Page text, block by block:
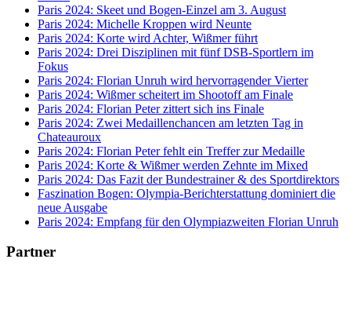
Paris 2024: Skeet und Bogen-Einzel am 3. August
Paris 2024: Michelle Kroppen wird Neunte
Paris 2024: Korte wird Achter, Wißmer führt
Paris 2024: Drei Disziplinen mit fünf DSB-Sportlern im
Fokus
Paris 2024: Florian Unruh wird hervorragender Vierter
Paris 2024: Wißmer scheitert im Shootoff am Finale
Paris 2024: Florian Peter zittert sich ins Finale
Paris 2024: Zwei Medaillenchancen am letzten Tag in
Chateauroux
Paris 2024: Florian Peter fehlt ein Treffer zur Medaille
Paris 2024: Korte & Wißmer werden Zehnte im Mixed
Paris 2024: Das Fazit der Bundestrainer & des Sportdirektors
Faszination Bogen: Olympia-Berichterstattung dominiert die
neue Ausgabe
Paris 2024: Empfang für den Olympiazweiten Florian Unruh
Partner